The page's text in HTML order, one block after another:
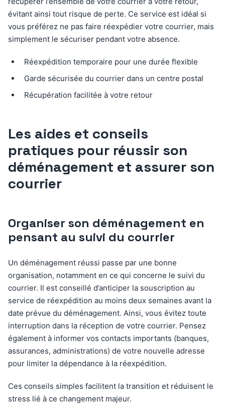
évitant ainsi tout risque de perte. Ce service est idéal si
vous préférez ne pas faire réexpédier votre courrier, mais
simplement le sécuriser pendant votre absence.
Réexpédition temporaire pour une durée flexible
Garde sécurisée du courrier dans un centre postal
Récupération facilitée à votre retour
Les aides et conseils
pratiques pour réussir son
déménagement et assurer son
courrier
Organiser son déménagement en
pensant au suivi du courrier
Un déménagement réussi passe par une bonne
organisation, notamment en ce qui concerne le suivi du
courrier. Il est conseillé d’anticiper la souscription au
service de réexpédition au moins deux semaines avant la
date prévue du déménagement. Ainsi, vous évitez toute
interruption dans la réception de votre courrier. Pensez
également à informer vos contacts importants (banques,
assurances, administrations) de votre nouvelle adresse
pour limiter la dépendance à la réexpédition.
Ces conseils simples facilitent la transition et réduisent le
stress lié à ce changement majeur.